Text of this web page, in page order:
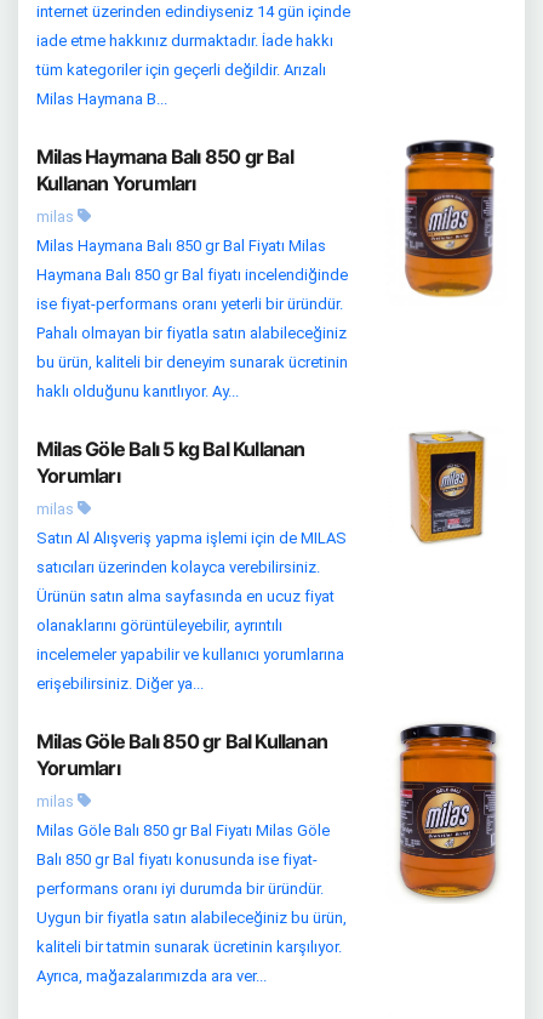
internet üzerinden edindiyseniz 14 gün içinde
iade etme hakkınız durmaktadır. İade hakkı
tüm kategoriler için geçerli değildir. Arızalı
Milas Haymana B...
Milas Haymana Balı 850 gr Bal
Kullanan Yorumları
milas
Milas Haymana Balı 850 gr Bal Fiyatı Milas
Haymana Balı 850 gr Bal fiyatı incelendiğinde
ise fiyat-performans oranı yeterli bir üründür.
Pahalı olmayan bir fiyatla satın alabileceğiniz
bu ürün, kaliteli bir deneyim sunarak ücretinin
haklı olduğunu kanıtlıyor. Ay...
Milas Göle Balı 5 kg Bal Kullanan
Yorumları
milas
Satın Al Alışveriş yapma işlemi için de MILAS
satıcıları üzerinden kolayca verebilirsiniz.
Ürünün satın alma sayfasında en ucuz fiyat
olanaklarını görüntüleyebilir, ayrıntılı
incelemeler yapabilir ve kullanıcı yorumlarına
erişebilirsiniz. Diğer ya...
Milas Göle Balı 850 gr Bal Kullanan
Yorumları
milas
Milas Göle Balı 850 gr Bal Fiyatı Milas Göle
Balı 850 gr Bal fiyatı konusunda ise fiyat-
performans oranı iyi durumda bir üründür.
Uygun bir fiyatla satın alabileceğiniz bu ürün,
kaliteli bir tatmin sunarak ücretinin karşılıyor.
Ayrıca, mağazalarımızda ara ver...